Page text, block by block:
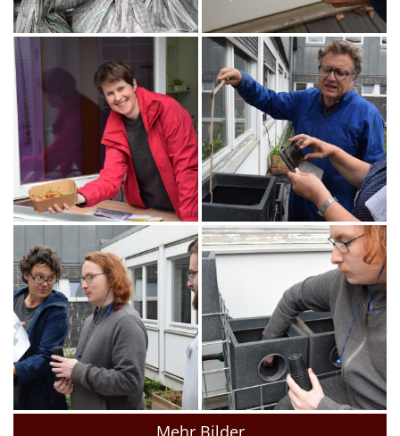
Mehr Bilder